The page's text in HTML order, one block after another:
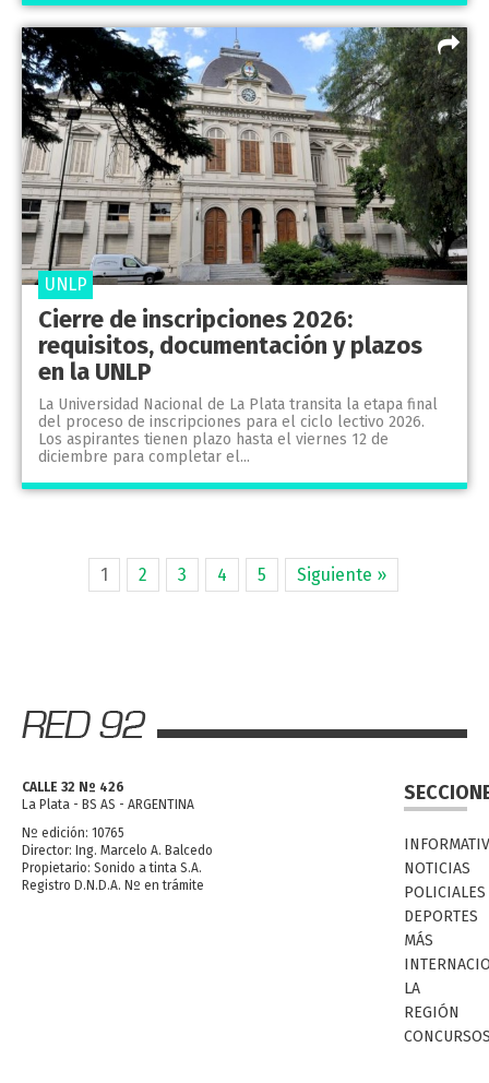
Cierre de inscripciones 2026:
requisitos, documentación y plazos
en la UNLP
La Universidad Nacional de La Plata transita la etapa final
del proceso de inscripciones para el ciclo lectivo 2026.
Los aspirantes tienen plazo hasta el viernes 12 de
diciembre para completar el...
UNLP
1 2 3 4 5 Siguiente »
CALLE 32 Nº 426
La Plata - BS AS - ARGENTINA
Nº edición: 10765
Director: Ing. Marcelo A. Balcedo
Propietario: Sonido a tinta S.A.
Registro D.N.D.A. Nº en trámite
NOTICIAS
POLICIALES
DEPORTES
MÁS
LA
REGIÓN